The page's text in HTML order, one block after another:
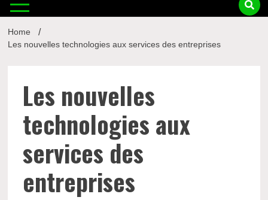
Home
Les nouvelles technologies aux services des entreprises
Les nouvelles
technologies aux
services des
entreprises